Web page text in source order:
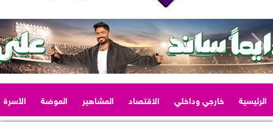
الرئيسية خارجي وداخلي الاقتصاد المشاهير الموضة الأسرة